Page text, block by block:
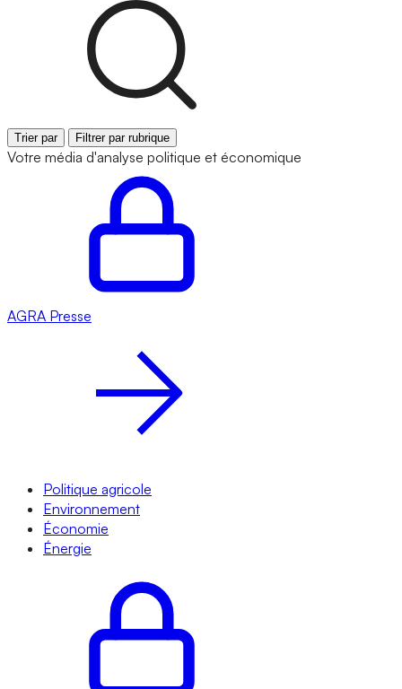
Trier par Filtrer par rubrique
Votre média d'analyse politique et économique
AGRA Presse
Politique agricole
Environnement
Économie
Énergie